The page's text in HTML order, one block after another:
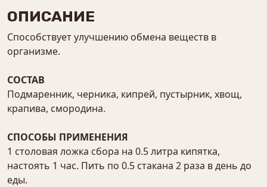
ОПИСАНИЕ
Способствует улучшению обмена веществ в
организме.
СОСТАВ
Подмаренник, черника, кипрей, пустырник, хвощ,
крапива, смородина.
СПОСОБЫ ПРИМЕНЕНИЯ
1 столовая ложка сбора на 0.5 литра кипятка,
настоять 1 час. Пить по 0.5 стакана 2 раза в день до
еды.